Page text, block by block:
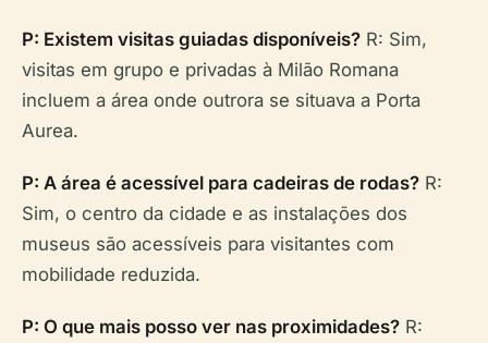
P: Existem visitas guiadas disponíveis? R: Sim,
visitas em grupo e privadas à Milão Romana
incluem a área onde outrora se situava a Porta
Aurea.
P: A área é acessível para cadeiras de rodas? R:
Sim, o centro da cidade e as instalações dos
museus são acessíveis para visitantes com
mobilidade reduzida.
P: O que mais posso ver nas proximidades? R: